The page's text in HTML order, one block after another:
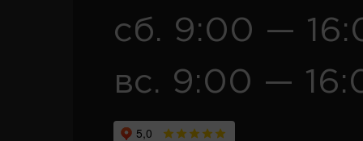
сб. 9:00 —
вс. 9:00 —